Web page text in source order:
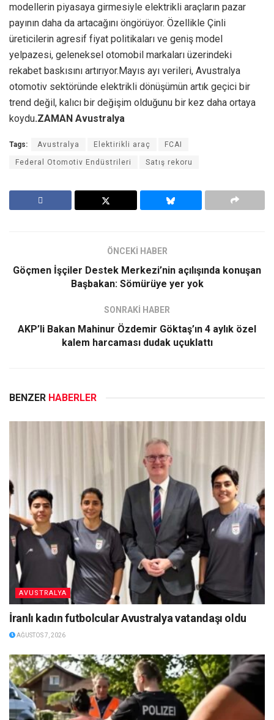
modellerin piyasaya girmesiyle elektrikli araçların pazar
payının daha da artacağını öngörüyor. Özellikle Çinli
üreticilerin agresif fiyat politikaları ve geniş model
yelpazesi, geleneksel otomobil markaları üzerindeki
rekabet baskısını artırıyor.Mayıs ayı verileri, Avustralya
otomotiv sektöründe elektrikli dönüşümün artık geçici bir
trend değil, kalıcı bir değişim olduğunu bir kez daha ortaya
koydu.ZAMAN Avustralya
Tags: Avustralya Elektirikli araç FCAI
Federal Otomotiv Endüstrileri Satış rekoru
ÖNCEKİ HABER
Göçmen İşçiler Destek Merkezi’nin açılışında konuşan
Başbakan: Sömürüye yer yok
SONRAKİ HABER
AKP’li Bakan Mahinur Özdemir Göktaş’ın 4 aylık özel
kalem harcaması dudak uçuklattı
BENZER HABERLER
AVUSTRALYA
İranlı kadın futbolcular Avustralya vatandaşı oldu
AĞUSTOS 7, 2026